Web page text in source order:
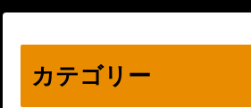
カテゴリー